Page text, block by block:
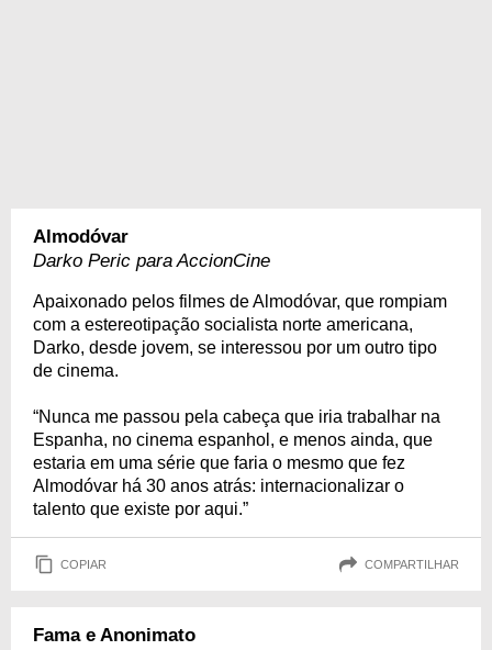
Almodóvar
Darko Peric para AccionCine
Apaixonado pelos filmes de Almodóvar, que rompiam
com a estereotipação socialista norte americana,
Darko, desde jovem, se interessou por um outro tipo
de cinema.
“Nunca me passou pela cabeça que iria trabalhar na
Espanha, no cinema espanhol, e menos ainda, que
estaria em uma série que faria o mesmo que fez
Almodóvar há 30 anos atrás: internacionalizar o
talento que existe por aqui.”
COPIAR COMPARTILHAR
Fama e Anonimato